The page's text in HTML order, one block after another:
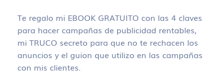
Te regalo mi EBOOK GRATUITO con las 4 claves
para hacer campañas de publicidad rentables,
mi TRUCO secreto para que no te rechacen los
anuncios y el guion que utilizo en las campañas
con mis clientes.